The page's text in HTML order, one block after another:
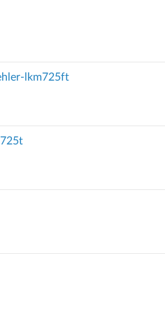
lkm725ft